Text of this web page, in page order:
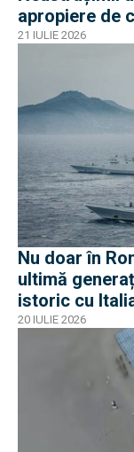
apropiere de
21 IULIE 2026
Nu doar în
ultimă
istoric cu
20 IULIE 2026